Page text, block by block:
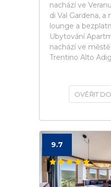
nachází ve
di Val Gardena, a
lounge a
Ubytování
nachází ve
Trentino Alto
OVĚŘIT
9.7